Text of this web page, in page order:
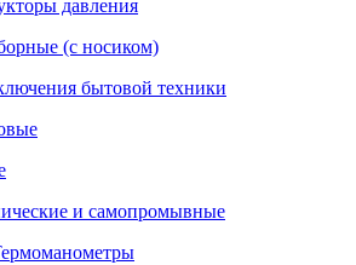
давления
(с носиком)
бытовой техники
и самопромывные